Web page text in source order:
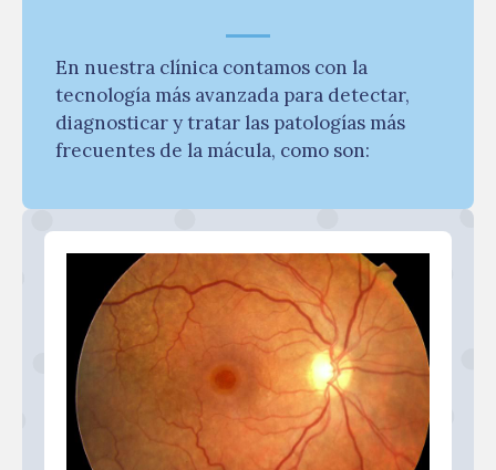
En nuestra clínica contamos con la
tecnología más avanzada para detectar,
diagnosticar y tratar las patologías más
frecuentes de la mácula, como son: